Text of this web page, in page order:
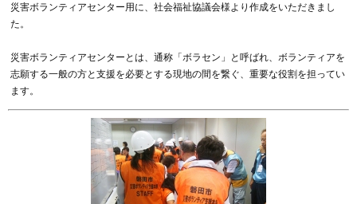
災害ボランティアセンター用に、社会福祉協議会様より作成をいただきまし
た。
災害ボランティアセンターとは、通称「ボラセン」と呼ばれ、ボランティアを
志願する一般の方と支援を必要とする現地の間を繋ぐ、重要な役割を担ってい
ます。